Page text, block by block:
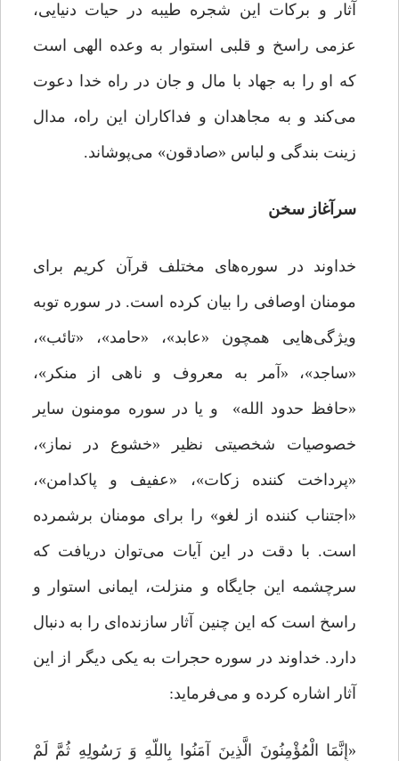
آثار و برکات این شجره طیبه در حیات دنیایی،
عزمی راسخ و قلبی استوار به وعده الهی است
که او را به جهاد با مال و جان در راه خدا دعوت
می‌کند و به مجاهدان و فداکاران این راه، مدال
زینت بندگی و لباس «صادقون» می‌پوشاند.
سرآغاز سخن
خداوند در سوره‌های مختلف قرآن کریم برای
مومنان اوصافی را بیان کرده است. در سوره توبه
ویژگی‌هایی همچون «عابد»، «حامد»، «تائب»،
«ساجد»، «آمر به معروف و ناهی از منکر»،
«حافظ حدود الله» و یا در سوره مومنون سایر
خصوصیات شخصیتی نظیر «خشوع در نماز»،
«پرداخت کننده زکات»، «عفیف و پاکدامن»،
«اجتناب کننده از لغو» را برای مومنان برشمرده
است. با دقت در این آیات می‌توان دریافت که
سرچشمه این جایگاه و منزلت، ایمانی استوار و
راسخ است که این چنین آثار سازنده‌ای را به دنبال
دارد. خداوند در سوره حجرات به یکی دیگر از این
آثار اشاره کرده و می‌فرماید:
«إِنَّمَا الْمُؤْمِنُونَ الَّذِینَ آمَنُوا بِاللّهِ وَ رَسُولِهِ ثُمَّ لَمْ